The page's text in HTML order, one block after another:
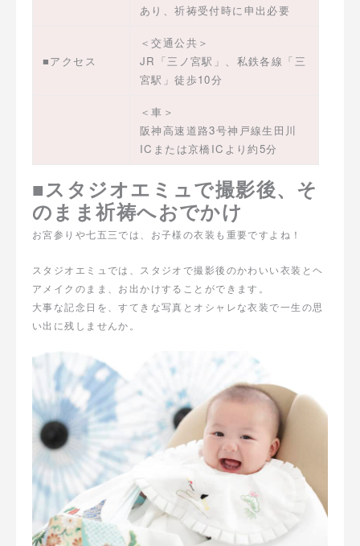
あり、祈祷受付時に申出必要
■アクセス
＜交通公共＞
JR「三ノ宮駅」、私鉄各線「三
宮駅」徒歩10分
＜車＞
阪神高速道路3号神戸線生田川
ICまたは京橋ICより約5分
■スタジオエミュで撮影後、そ
のまま祈祷へおでかけ
お宮参りや七五三では、お子様の衣装も重要ですよね！
スタジオエミュでは、スタジオで撮影後のかわいい衣装とヘ
アメイクのまま、お出かけすることができます。
大事な記念日を、すてきな写真とオシャレな衣装で一生の思
い出に残しませんか。